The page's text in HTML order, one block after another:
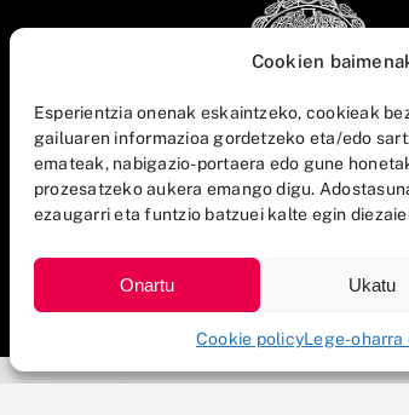
Cookien
Esperientzia onenak eskaintzeko, cookieak
gailuaren informazioa gordetzeko eta/edo
emateak, nabigazio-portaera edo gune
prozesatzeko aukera emango digu.
ezaugarri eta funtzio batzuei kalte egin
Onartu Ukatu
Cookie policyLege-oharra